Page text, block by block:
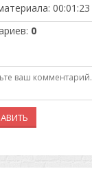
: 00:01:23
: 0